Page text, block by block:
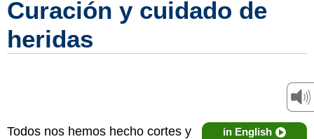
Curación y cuidado de
heridas
in English
Todos nos hemos hecho cortes y